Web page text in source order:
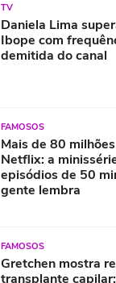
TV
Daniela Lima
Ibope com
demitida do canal
FAMOSOS
Mais de 80
Netflix: a
episódios de 50
gente lembra
FAMOSOS
Gretchen mostra
transplante